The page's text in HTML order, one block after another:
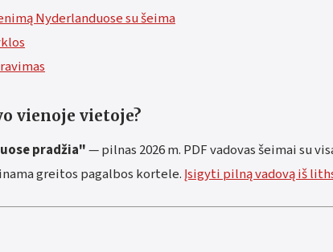
Nyderlanduose su šeima
vienoje vietoje?
pradžia"— pilnas 2026 m. PDF vadovas šeimai su
greitos pagalbos kortele.Įsigyti pilną vadovą iš